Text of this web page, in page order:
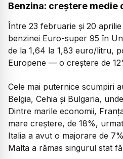
Benzina: creștere medie
Între 23 februarie și 20
benzinei Euro-super 95 în
de la 1,64 la 1,83 euro/litru,
Europene — o creștere de
Cele mai puternice scumpiri
Belgia, Cehia și Bulgaria,
Dintre marile economii,
mare creștere, de 18%,
Italia a avut o majorare de
Malta a rămas singurul stat